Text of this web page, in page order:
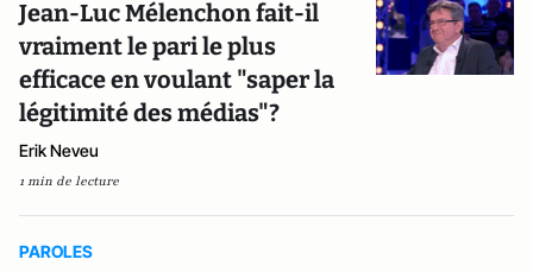
Jean-Luc Mélenchon fait-il
vraiment le pari le plus
efficace en voulant "saper la
légitimité des médias"?
Erik Neveu
1 min de lecture
PAROLES